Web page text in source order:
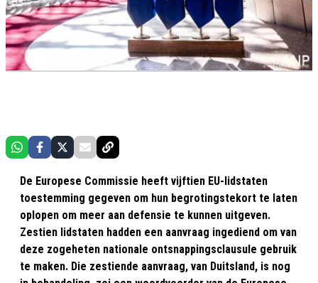
De Europese Commissie heeft vijftien EU-lidstaten
toestemming gegeven om hun begrotingstekort te laten
oplopen om meer aan defensie te kunnen uitgeven.
Zestien lidstaten hadden een aanvraag ingediend om van
deze zogeheten nationale ontsnappingsclausule gebruik
te maken. Die zestiende aanvraag, van Duitsland, is nog